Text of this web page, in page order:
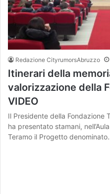
Redazione CityrumorsAbruzzo
Itinerari della
valorizzazione della
VIDEO
Il Presidente della Fondazione
ha presentato stamani,
Teramo il Progetto